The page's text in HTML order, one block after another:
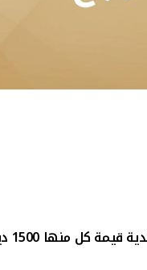
كل منها 1500 دينار كويتي